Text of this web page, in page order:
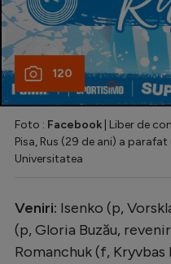
120
Foto : Facebook | Liber de
Pisa, Rus (29 de ani) a
Universitatea
Veniri: Isenko (p,
(p, Gloria Buzău,
Romanchuk (f, Kryvbas